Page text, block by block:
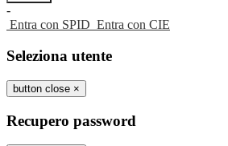
-
Entra con SPID Entra con CIE
Seleziona utente
button close ×
Recupero password